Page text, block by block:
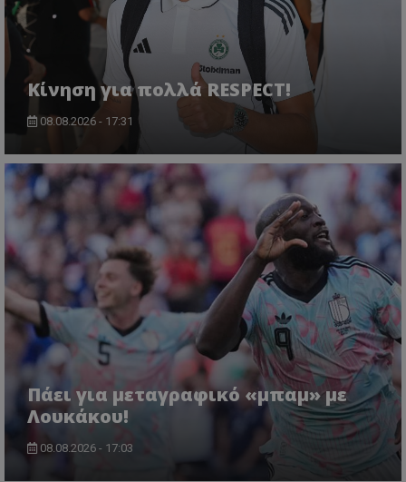
Κίνηση για πολλά RESPECT!
08.08.2026 - 17:31
Πάει για μεταγραφικό «μπαμ» με
Λουκάκου!
08.08.2026 - 17:03